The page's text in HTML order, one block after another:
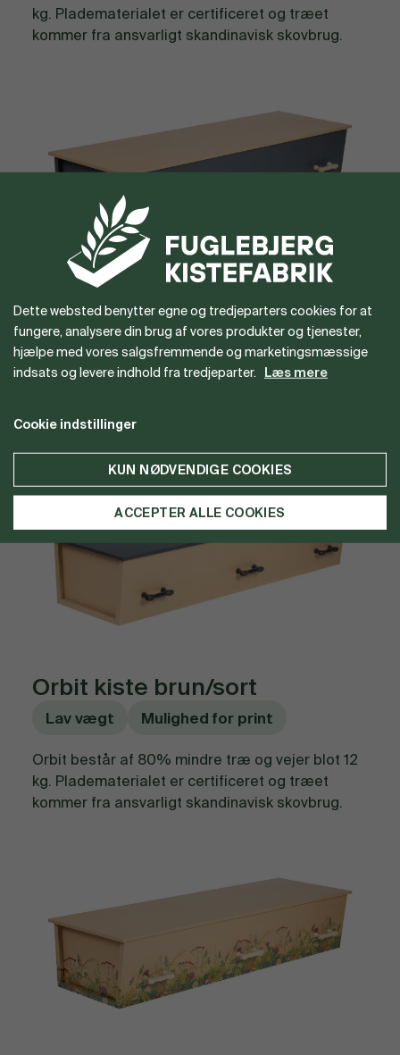
kg. Pladematerialet er certificeret og træet
kommer fra ansvarligt skandinavisk skovbrug.
Orbit kiste sort/brun
Lav vægt Mulighed for print
Orbit består af 80% mindre træ og vejer blot 12
kommer fra ansvarligt skandinavisk skovbrug.
Orbit kiste brun/sort
Lav vægt Mulighed for print
Orbit består af 80% mindre træ og vejer blot 12
kg. Pladematerialet er certificeret og træet
kommer fra ansvarligt skandinavisk skovbrug.
Dette websted benytter egne og tredjeparters cookies for at
fungere, analysere din brug af vores produkter og tjenester,
hjælpe med vores salgsfremmende og marketingsmæssige
indsats og levere indhold fra tredjeparter. Læs mere
Cookie indstillinger
KUN NØDVENDIGE COOKIES
ACCEPTER ALLE COOKIES